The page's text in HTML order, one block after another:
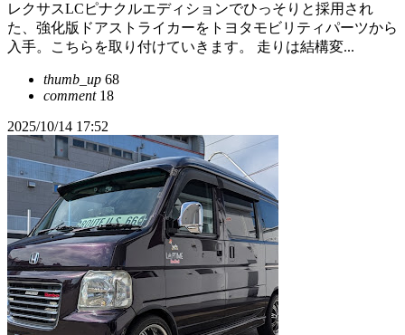
レクサスLCピナクルエディションでひっそりと採用され
た、強化版ドアストライカーをトヨタモビリティパーツから
入手。こちらを取り付けていきます。 走りは結構変...
thumb_up 68
comment18
2025/10/14 17:52